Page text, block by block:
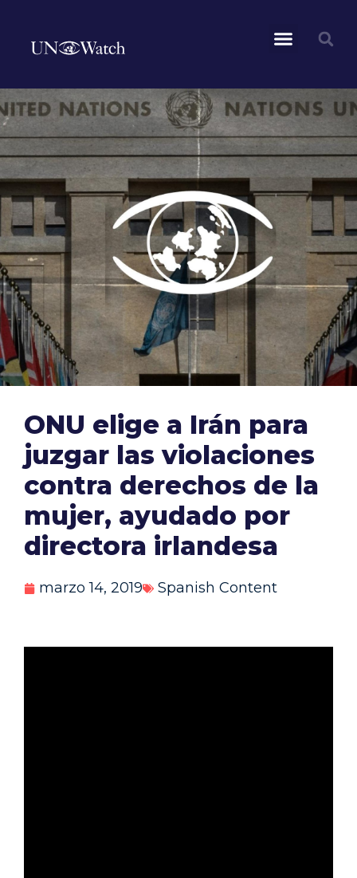
ONU elige a Irán para
juzgar las violaciones
contra derechos de la
mujer, ayudado por
directora irlandesa
marzo 14, 2019 Spanish Content